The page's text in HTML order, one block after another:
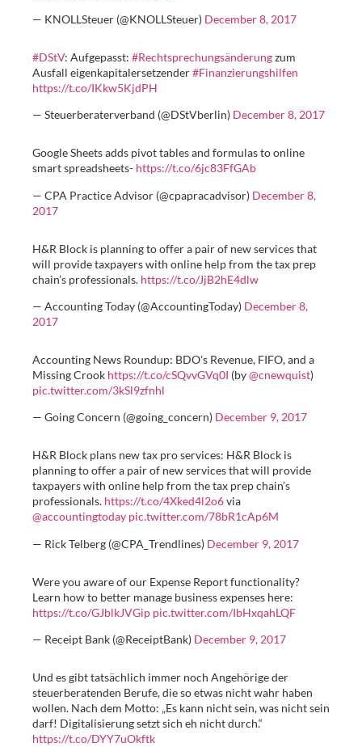
— KNOLLSteuer (@KNOLLSteuer) December 8, 2017
#DStV: Aufgepasst: #Rechtsprechungsänderungzum
Ausfall eigenkapitalersetzender#Finanzierungshilfen
https://t.co/IKkw5KjdPH
— Steuerberaterverband (@DStVberlin) December 8, 2017
Google Sheets adds pivot tables and formulas to online
smart spreadsheets- https://t.co/6jc83FfGAb
— CPA Practice Advisor (@cpapracadvisor) December 8,
2017
H&R Block is planning to offer a pair of new services that
will provide taxpayers with online help from the tax prep
chain’s professionals. https://t.co/JjB2hE4dlw
— Accounting Today (@AccountingToday) December 8,
2017
Accounting News Roundup: BDO's Revenue, FIFO, and a
Missing Crook https://t.co/cSQvvGVq0I (by@cnewquist)
pic.twitter.com/3kSl9zfnhl
— Going Concern (@going_concern) December 9, 2017
H&R Block plans new tax pro services: H&R Block is
planning to offer a pair of new services that will provide
taxpayers with online help from the tax prep chain’s
professionals. https://t.co/4Xked4l2o6via
@accountingtoday pic.twitter.com/78bR1cAp6M
— Rick Telberg (@CPA_Trendlines) December 9, 2017
Were you aware of our Expense Report functionality?
Learn how to better manage business expenses here:
https://t.co/GJblkJVGip pic.twitter.com/IbHxqahLQF
— Receipt Bank (@ReceiptBank) December 9, 2017
Und es gibt tatsächlich immer noch Angehörige der
steuerberatenden Berufe, die so etwas nicht wahr haben
wollen. Nach dem Motto: „Es kann nicht sein, was nicht sein
darf! Digitalisierung setzt sich eh nicht durch.“
https://t.co/DYY7uOkftk